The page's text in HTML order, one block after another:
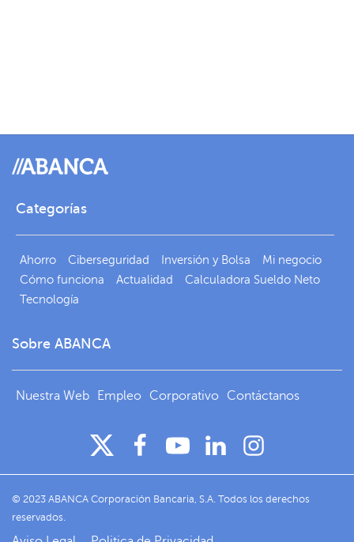
Categorías
Ahorro Ciberseguridad Inversión y Bolsa
Mi negocio
Cómo funciona
Actualidad
Calculadora Sueldo Neto
Tecnología
Sobre ABANCA
Nuestra Web Empleo Corporativo Contáctanos
© 2023 ABANCA Corporación Bancaria, S.A. Todos los derechos
reservados.